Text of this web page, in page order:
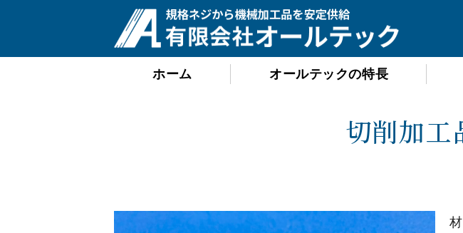
ホーム オールテックの特長
切削加